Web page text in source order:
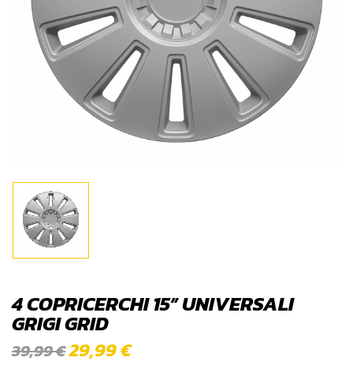
4 COPRICERCHI 15” UNIVERSALI
GRIGI GRID
39,99€29,99€